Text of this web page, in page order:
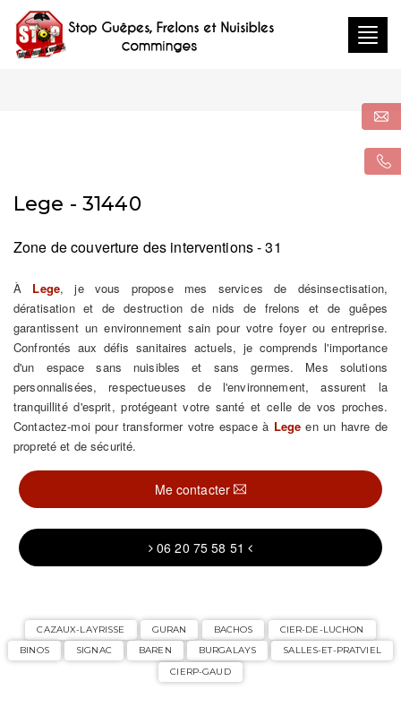
Lege - 31440
Zone de couverture des interventions - 31
À Lege, je vous propose mes services de désinsectisation,
dératisation et de destruction de nids de frelons et de guêpes
garantissent un environnement sain pour votre foyer ou entreprise.
Confrontés aux défis sanitaires actuels, je comprends l'importance
d'un espace sans nuisibles et sans germes. Mes solutions
personnalisées, respectueuses de l'environnement, assurent la
tranquillité d'esprit, protégeant votre santé et celle de vos proches.
Contactez-moi pour transformer votre espace à Lege en un havre de
propreté et de sécurité.
Me contacter
06 20 75 58 51
CAZAUX-LAYRISSE GURAN BACHOS
CIER-DE-LUCHON
BINOS
SIGNAC BAREN BURGALAYS
SALLES-ET-PRATVIEL
CIERP-GAUD